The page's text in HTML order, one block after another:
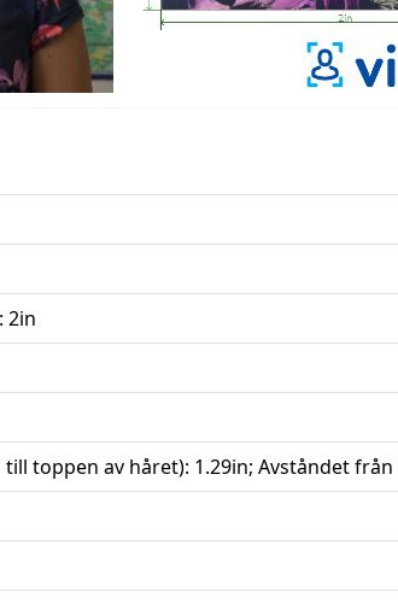
2in
toppen av håret): 1.29in; Avståndet